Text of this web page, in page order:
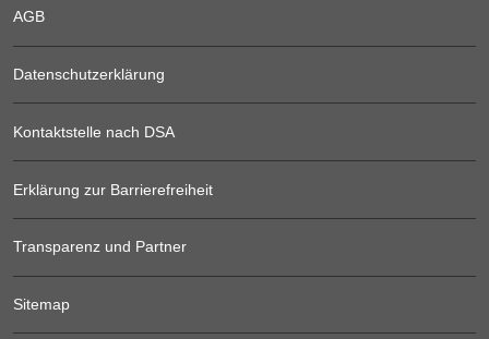
AGB
Datenschutzerklärung
Kontaktstelle nach DSA
Erklärung zur Barrierefreiheit
Transparenz und Partner
Sitemap